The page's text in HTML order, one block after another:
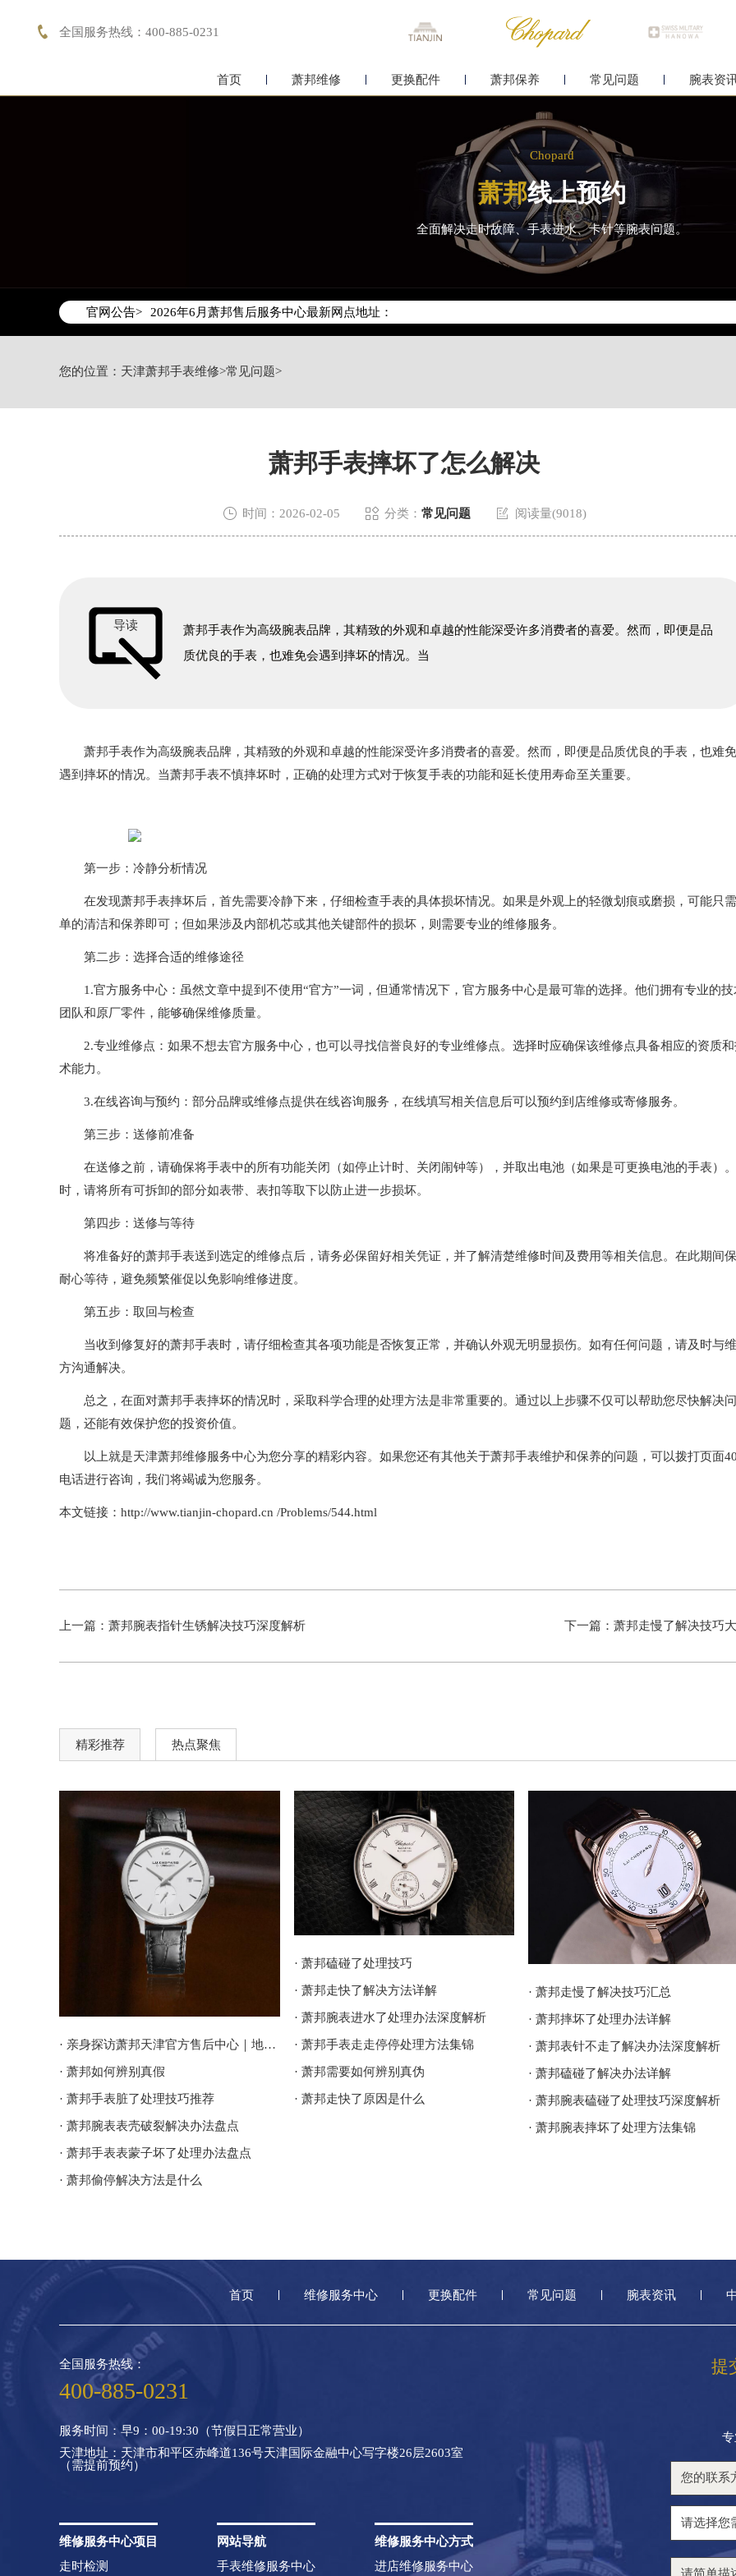
 全国服务热线：400-885-0231
首页 萧邦维修 更换配件 萧邦保养 常见问题 腕表资
Chopard
萧邦线上预约
全面解决走时故障、手表进水、卡针等腕表问题。
官网公告>
2026年6月天津市萧邦官方售后客户服务热线：400-885-0231
2026年6月萧邦售后服务中心最新网点地址：
天津市和平区赤峰道136号天津国际金融中心写字楼26层2603室（需提前预约）
节假日正常营业！
您的位置： 天津萧邦手表维修>常见问题>
萧邦手表摔坏了怎么解决
 时间：2026-02-05  分类： 常见问题  阅读量(9018)
导读
萧邦手表作为高级腕表品牌，其精致的外观和卓越的性能深受许多消费者的喜爱。然而，即便是品
质优良的手表，也难免会遇到摔坏的情况。当
萧邦手表作为高级腕表品牌，其精致的外观和卓越的性能深受许多消费者的喜爱。然而，即便是品质优良的手表，也难
遇到摔坏的情况。当萧邦手表不慎摔坏时，正确的处理方式对于恢复手表的功能和延长使用寿命至关重要。
第一步：冷静分析情况
在发现萧邦手表摔坏后，首先需要冷静下来，仔细检查手表的具体损坏情况。如果是外观上的轻微划痕或磨损，可能只
单的清洁和保养即可；但如果涉及内部机芯或其他关键部件的损坏，则需要专业的维修服务。
第二步：选择合适的维修途径
1.官方服务中心：虽然文章中提到不使用“官方”一词，但通常情况下，官方服务中心是最可靠的选择。他们拥有专业的技
团队和原厂零件，能够确保维修质量。
2.专业维修点：如果不想去官方服务中心，也可以寻找信誉良好的专业维修点。选择时应确保该维修点具备相应的资质
术能力。
3.在线咨询与预约：部分品牌或维修点提供在线咨询服务，在线填写相关信息后可以预约到店维修或寄修服务。
第三步：送修前准备
在送修之前，请确保将手表中的所有功能关闭（如停止计时、关闭闹钟等），并取出电池（如果是可更换电池的手表）
时，请将所有可拆卸的部分如表带、表扣等取下以防止进一步损坏。
第四步：送修与等待
将准备好的萧邦手表送到选定的维修点后，请务必保留好相关凭证，并了解清楚维修时间及费用等相关信息。在此期间
耐心等待，避免频繁催促以免影响维修进度。
第五步：取回与检查
当收到修复好的萧邦手表时，请仔细检查其各项功能是否恢复正常，并确认外观无明显损伤。如有任何问题，请及时与
方沟通解决。
总之，在面对萧邦手表摔坏的情况时，采取科学合理的处理方法是非常重要的。通过以上步骤不仅可以帮助您尽快解决问
题，还能有效保护您的投资价值。
以上就是天津萧邦维修服务中心为您分享的精彩内容。如果您还有其他关于萧邦手表维护和保养的问题，可以拨打页面
电话进行咨询，我们将竭诚为您服务。
本文链接：http://www.tianjin-chopard.cn /Problems/544.html
上一篇： 萧邦腕表指针生锈解决技巧深度解析 下一篇： 萧邦走慢了解决技巧
精彩推荐 热点聚焦
· 亲身探访萧邦天津官方售后中心｜地址报修全流程真实经历（2026年6月最新）
· 萧邦如何辨别真假
· 萧邦手表脏了处理技巧推荐
· 萧邦腕表表壳破裂解决办法盘点
· 萧邦手表表蒙子坏了处理办法盘点
· 萧邦偷停解决方法是什么
· 萧邦磕碰了处理技巧
· 萧邦走快了解决方法详解
· 萧邦腕表进水了处理办法深度解析
· 萧邦手表走走停停处理方法集锦
· 萧邦需要如何辨别真伪
· 萧邦走快了原因是什么
· 萧邦走慢了解决技巧汇总
· 萧邦摔坏了处理办法详解
· 萧邦表针不走了解决办法深度解析
· 萧邦磕碰了解决办法详解
· 萧邦腕表磕碰了处理技巧深度解析
· 萧邦腕表摔坏了处理方法集锦
首页 维修服务中心 更换配件 常见问题 腕表资讯
提
全国服务热线：
400-885-0231
服务时间：早9：00-19:30（节假日正常营业）
天津地址：天津市和平区赤峰道136号天津国际金融中心写字楼26层2603室
（需提前预约）
维修服务中心项目
走时检测
网站导航
手表维修服务中心
维修服务中心方式
进店维修服务中心